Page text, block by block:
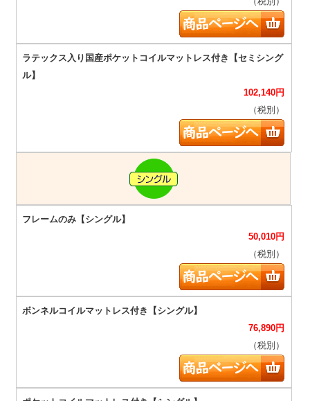
102,140円
（税別）
50,010円
（税別）
76,890円
（税別）